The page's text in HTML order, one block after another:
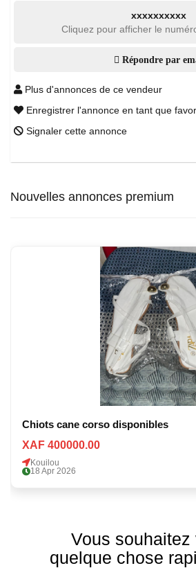
xxxxxxxxxx
Cliquez pour afficher le
Répondre par
Plus d'annonces de ce vendeur
Enregistrer l'annonce en tant que
Signaler cette annonce
Nouvelles annonces premium
Chiots cane corso disponibles
XAF 400000.00
Kouilou
18 Apr 2026
Vous souhaitez
quelque chose